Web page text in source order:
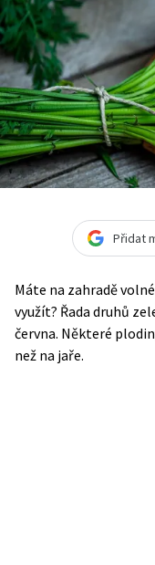
Přidat
Máte na zahradě
využít? Řada druhů
června. Některé
než na jaře.